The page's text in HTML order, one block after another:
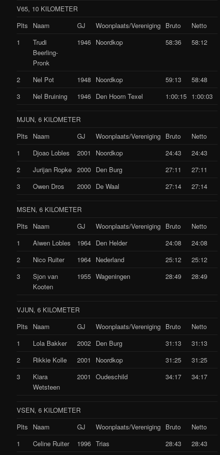
V65, 10 KILOMETER
Plts
Naam GJ Woonplaats/Vereniging Bruto
Netto
1
Trudi
Beerling-
Pronk
1946 Noordkop 58:36 58:12
2 Nel Pot 1948 Noordkop 59:13
58:48
3
Nel Bruining 1946 Den Hoorn Texel 1:00:15 1:00:03
MJUN, 6 KILOMETER
Plts
Naam GJ Woonplaats/Vereniging Bruto
Netto
1
Djoao Lobles 2001 Noordkop 24:43
24:43
2
Jurijan Ropke 2000 Den Burg 27:11
27:11
3
Owen Dros 2000 De Waal 27:14 27:14
MSEN, 6 KILOMETER
Plts
Naam GJ Woonplaats/Vereniging Bruto
Netto
1
Aiwen Lobles 1964 Den Helder 24:08
24:08
2
Nico Ruiter 1964 Nederland 25:12
25:12
3
Sjon van
Kooten
1955 Wageningen 28:49 28:49
VJUN, 6 KILOMETER
Plts
Naam GJ Woonplaats/Vereniging Bruto
Netto
1
Lola Bakker 2002 Den Burg 31:13
31:13
2
Rikkie Kolle 2001 Noordkop 31:25
31:25
3
Kiara
Wetsteen
2001 Oudeschild 34:17 34:17
VSEN, 6 KILOMETER
Plts
Naam GJ Woonplaats/Vereniging Bruto
Netto
1
Celine Ruiter 1996 Trias 28:43
28:43